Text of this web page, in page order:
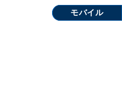
モバイル